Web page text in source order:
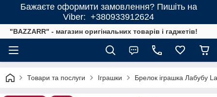
Бажаєте оформити замовлення? Пишіть на
Viber: +380933912624
"BAZZARR" - магазин оригінальних товарів і гаджетів!
Товари та послуги Іграшки Брелок іграшка Лабубу